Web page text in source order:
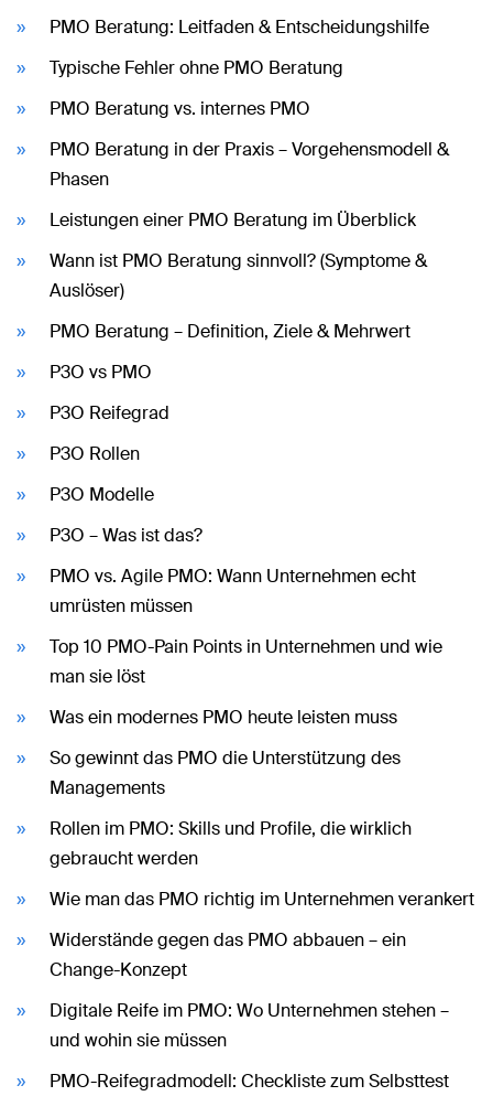
PMO Beratung: Leitfaden & Entscheidungshilfe
Typische Fehler ohne PMO Beratung
PMO Beratung vs. internes PMO
PMO Beratung in der Praxis – Vorgehensmodell &
Phasen
Leistungen einer PMO Beratung im Überblick
Wann ist PMO Beratung sinnvoll? (Symptome &
Auslöser)
PMO Beratung – Definition, Ziele & Mehrwert
P3O vs PMO
P3O Reifegrad
P3O Rollen
P3O Modelle
P3O – Was ist das?
PMO vs. Agile PMO: Wann Unternehmen echt
umrüsten müssen
Top 10 PMO-Pain Points in Unternehmen und wie
man sie löst
Was ein modernes PMO heute leisten muss
So gewinnt das PMO die Unterstützung des
Managements
Rollen im PMO: Skills und Profile, die wirklich
gebraucht werden
Wie man das PMO richtig im Unternehmen verankert
Widerstände gegen das PMO abbauen – ein
Change-Konzept
Digitale Reife im PMO: Wo Unternehmen stehen –
und wohin sie müssen
PMO-Reifegradmodell: Checkliste zum Selbsttest